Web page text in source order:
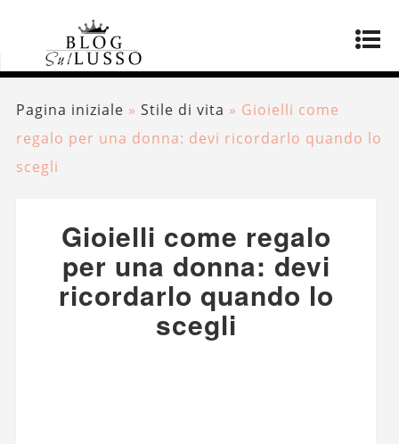
Pagina iniziale » Stile di vita » Gioielli come
regalo per una donna: devi ricordarlo quando lo
scegli
Gioielli come regalo
per una donna: devi
ricordarlo quando lo
scegli